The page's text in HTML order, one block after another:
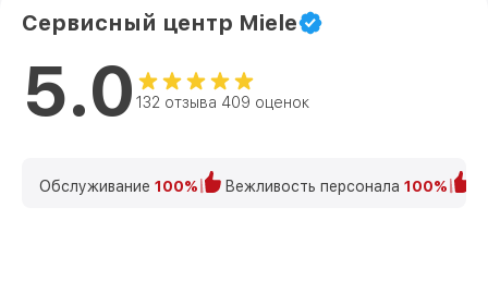
Сервисный центр Miele
5.0 132 отзыва 409 оценок
Обслуживание 100% Вежливость персонала 100%